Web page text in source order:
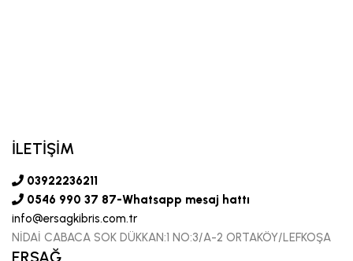
İLETİŞİM
03922236211
0546 990 37 87-Whatsapp mesaj hattı
info@ersagkibris.com.tr
NİDAİ CABACA SOK DÜKKAN:1 NO:3/A-2 ORTAKÖY/LEFKOŞA
ERSAĞ